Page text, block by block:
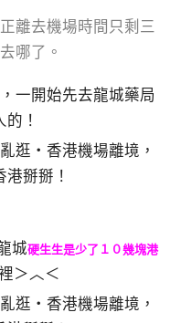
離去機場時間只剩三
哪了。
一開始先去龍城藥局
的！
城硬生生是少了１０幾塊港
＞︿＜